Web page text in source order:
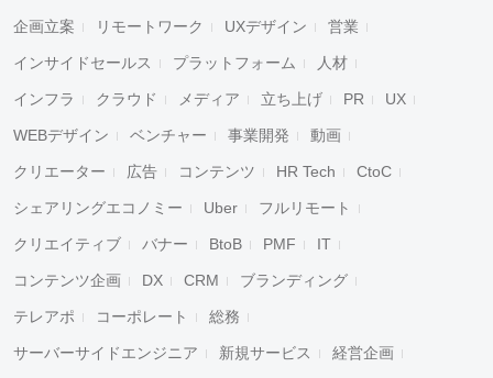
企画立案 リモートワーク UXデザイン 営業
インサイドセールス プラットフォーム 人材
インフラ クラウド メディア 立ち上げ PR UX
WEBデザイン ベンチャー 事業開発 動画
クリエーター 広告 コンテンツ HR Tech CtoC
シェアリングエコノミー Uber フルリモート
クリエイティブ バナー BtoB PMF IT
コンテンツ企画 DX CRM ブランディング
テレアポ コーポレート 総務
サーバーサイドエンジニア 新規サービス 経営企画